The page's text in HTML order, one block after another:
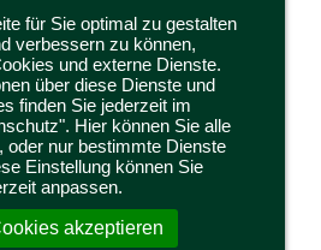
6308/41
IM RING, MIT
für Sie optimal zu gestalten
verbessern zu können,
und externe Dienste.
über diese Dienste und
finden Sie jederzeit im
Hier können Sie alle
oder nur bestimmte Dienste
Einstellung können Sie
anpassen.
akzeptieren